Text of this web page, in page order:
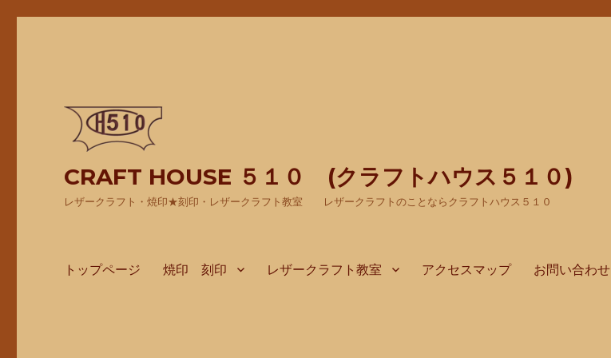
CRAFT HOUSE ５１０ (クラフトハウス５１０)
レザークラフト・焼印★刻印・レザークラフト教室 レザークラフトのことならクラフトハウス５１０
トップページ 焼印 刻印 レザークラフト教室 アクセスマップ お問い合わせ